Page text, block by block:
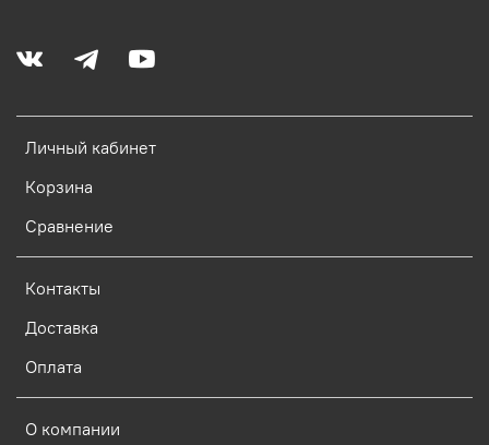
Личный кабинет
Корзина
Сравнение
Контакты
Доставка
Оплата
О компании